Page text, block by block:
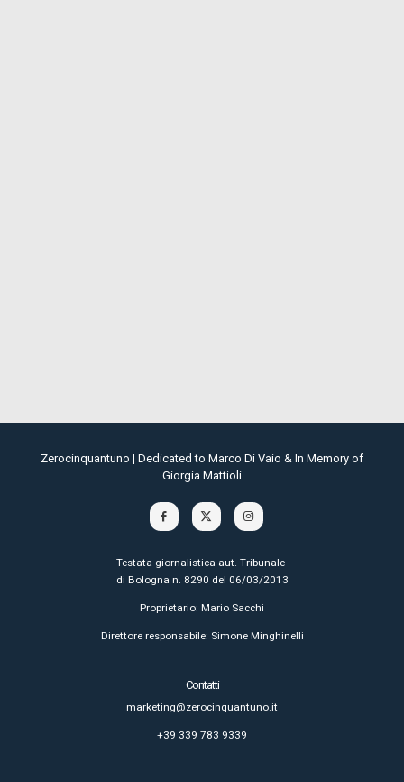
Zerocinquantuno | Dedicated to Marco Di Vaio & In Memory of
Giorgia Mattioli
Testata giornalistica aut. Tribunale
di Bologna n. 8290 del 06/03/2013
Proprietario: Mario Sacchi
Direttore responsabile: Simone Minghinelli
Contatti
marketing@zerocinquantuno.it
+39 339 783 9339